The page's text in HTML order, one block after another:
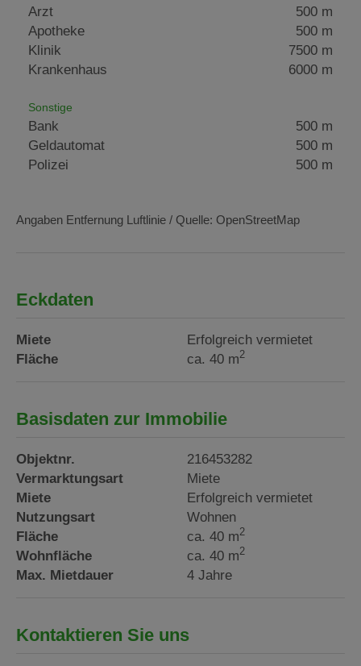
Arzt
500 m
Apotheke
500 m
Klinik
7500 m
Krankenhaus
6000 m
Sonstige
Bank
500 m
Geldautomat
500 m
Polizei
500 m
Angaben Entfernung Luftlinie / Quelle: OpenStreetMap
Eckdaten
Miete
Erfolgreich vermietet
Fläche
ca. 40 m2
Basisdaten zur Immobilie
Objektnr.
216453282
Vermarktungsart
Miete
Miete
Erfolgreich vermietet
Nutzungsart
Wohnen
Fläche
ca. 40 m2
Wohnfläche ca. 40 m2
Max. Mietdauer 4 Jahre
Kontaktieren Sie uns